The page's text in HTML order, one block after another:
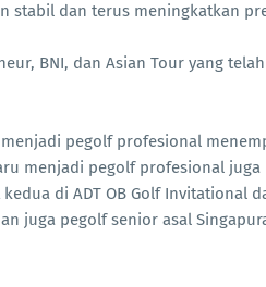
stabil dan terus meningkatkan
BNI, dan Asian Tour yang
pegolf profesional
menjadi pegolf profesional
di ADT OB Golf Invitational
juga pegolf senior asal